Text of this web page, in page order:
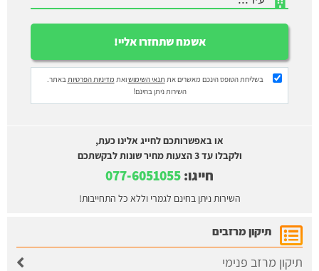
בשליחת הטופס הינכם מאשרים את תנאי השימושואת מדיניות הפרטיות באתר.
השירות ניתן בחינם!
או באפשרותכם לחייג אלינו כעת,
ולקבלו עד 3 הצעות מחיר שונות לבקשתכם
חייגו:
השירות ניתן בחינם לגמרי וללא כל התחייבות!
תיקון מרזבים
תיקון מרזב פנימי